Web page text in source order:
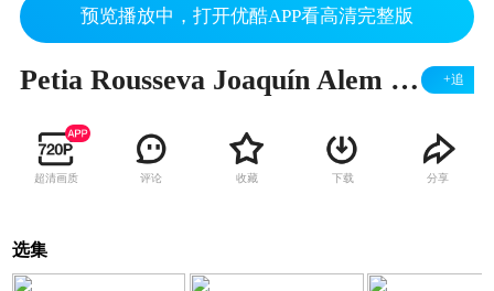
预览播放中，打开优酷APP看高清完整版
Petia Rousseva Joaquín Alem 'Aquí y Ahora' +追
超清画质 评论 收藏 下载 分享
选集